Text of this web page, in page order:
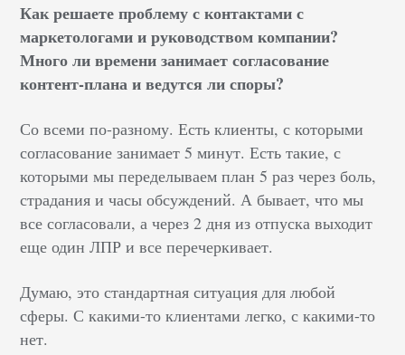
Как решаете проблему с контактами с
маркетологами и руководством компании?
Много ли времени занимает согласование
контент-плана и ведутся ли споры?
Со всеми по-разному. Есть клиенты, с которыми
согласование занимает 5 минут. Есть такие, с
которыми мы переделываем план 5 раз через боль,
страдания и часы обсуждений. А бывает, что мы
все согласовали, а через 2 дня из отпуска выходит
еще один ЛПР и все перечеркивает.
Думаю, это стандартная ситуация для любой
сферы. С какими-то клиентами легко, с какими-то
нет.